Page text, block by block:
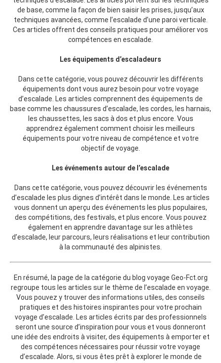
de base, comme la façon de bien saisir les prises, jusqu’aux
techniques avancées, comme l’escalade d’une paroi verticale.
Ces articles offrent des conseils pratiques pour améliorer vos
compétences en escalade.
Les équipements d’escaladeurs
Dans cette catégorie, vous pouvez découvrir les différents
équipements dont vous aurez besoin pour votre voyage
d’escalade. Les articles comprennent des équipements de
base comme les chaussures d’escalade, les cordes, les harnais,
les chaussettes, les sacs à dos et plus encore. Vous
apprendrez également comment choisir les meilleurs
équipements pour votre niveau de compétence et votre
objectif de voyage.
Les événements autour de l’escalade
Dans cette catégorie, vous pouvez découvrir les événements
d’escalade les plus dignes d’intérêt dans le monde. Les articles
vous donnent un aperçu des événements les plus populaires,
des compétitions, des festivals, et plus encore. Vous pouvez
également en apprendre davantage sur les athlètes
d’escalade, leur parcours, leurs réalisations et leur contribution
à la communauté des alpinistes.
En résumé, la page de la catégorie du blog voyage Geo-Fct.org
regroupe tous les articles sur le thème de l’escalade en voyage.
Vous pouvez y trouver des informations utiles, des conseils
pratiques et des histoires inspirantes pour votre prochain
voyage d’escalade. Les articles écrits par des professionnels
seront une source d’inspiration pour vous et vous donneront
une idée des endroits à visiter, des équipements à emporter et
des compétences nécessaires pour réussir votre voyage
d’escalade. Alors, si vous êtes prêt à explorer le monde de